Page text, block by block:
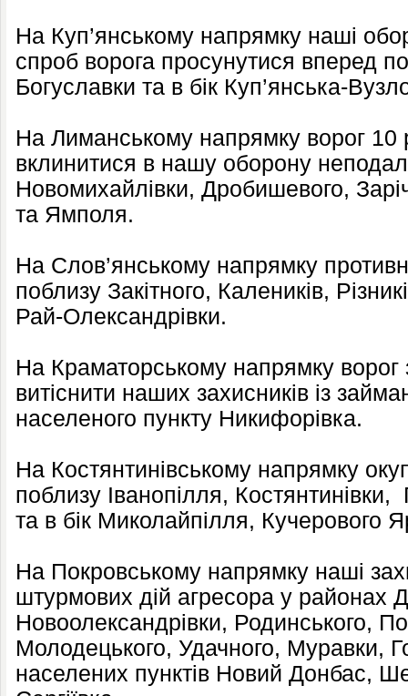
На Куп’янському напрямку наші
спроб ворога просунутися вперед
Богуславки та в бік Куп’янська-
На Лиманському напрямку ворог 10
вклинитися в нашу оборону
Новомихайлівки, Дробишевого,
та Ямполя.
На Слов’янському напрямку
поблизу Закітного, Калеників,
Рай-Олександрівки.
На Краматорському напрямку ворог
витіснити наших захисників із
населеного пункту Никифорівка.
На Костянтинівському напрямку
поблизу Іванопілля,
та в бік Миколайпілля, Кучерового
На Покровському напрямку наші
штурмових дій агресора у районах
Новоолександрівки, Родинського,
Молодецького, Удачного, Муравки,
населених пунктів Новий Донбас,